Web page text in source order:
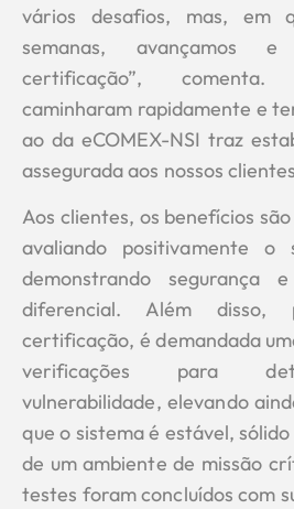
vários desafios, mas, em
semanas, avançamos
certificação”,
caminharam rapidamente e
ao da eCOMEX-NSI traz
assegurada aos nossos
Aos clientes, os benefícios
avaliando positivamente o
demonstrando segurança
diferencial. Além
certificação, é demandada
verificações para
vulnerabilidade, elevando
que o sistema é estável,
de um ambiente de missão
testes foram concluídos com